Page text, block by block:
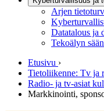
Arjen
Datatalous ja
Tekoälyn
Etusivu ›
Tietoliikenne: Tv ja
Radio- ja tv-asiat
Markkinointi,